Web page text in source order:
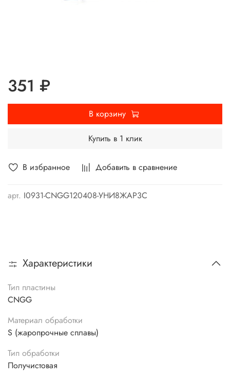
В избранное Добавить в сравнение
арт. I0931-CNGG120408-УНИ8ЖАР3С
351 ₽
В корзину
Купить в 1 клик
Характеристики
Тип пластины
CNGG
Материал обработки
S (жаропрочные сплавы)
Тип обработки
Получистовая